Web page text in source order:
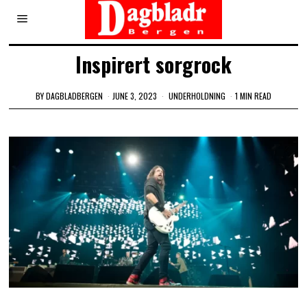
Inspirert sorgrock
BYDAGBLADBERGEN JUNE 3, 2023 UNDERHOLDNING 1 MIN READ